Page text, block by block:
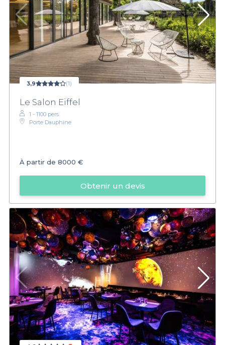
3,9 (1)
Le Salon Eiffel
1 - 1100 pers.
Porte Dauphine
À partir de 8000 €
Obtenir un devis